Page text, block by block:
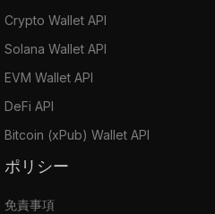
Crypto Wallet API
Solana Wallet API
EVM Wallet API
DeFi API
Bitcoin (xPub) Wallet API
ポリシー
免責事項